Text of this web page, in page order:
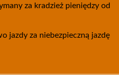
za kradzież pieniędzy od
jazdy za niebezpieczną jazdę